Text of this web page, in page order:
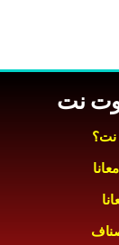
نت
نت؟